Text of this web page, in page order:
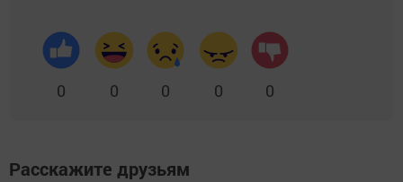
0 0 0 0 0
Расскажите друзьям